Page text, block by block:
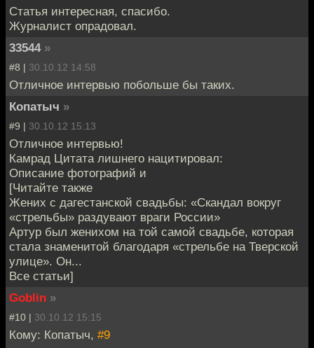
Статья интересная, спасибо.
Журналист опрадовал.
33544 »
#8 | 30.10.12 14:58
Отличное интервью побольше бы таких.
Копатыч »
#9 | 30.10.12 15:13
Отличное интервью!
Камрад Цитата лишнего нацитировал:
Описание фотографий и
[Читайте также
Жених с дагестанской свадьбы: «Скандал вокруг
«стрельбы» раздувают враги России»
Артур был женихом на той самой свадьбе, которая
стала знаменитой благодаря «стрельбе на Тверской
улице». Он...
Все статьи]
Goblin »
#10 | 30.10.12 15:15
Кому: Копатыч, #9